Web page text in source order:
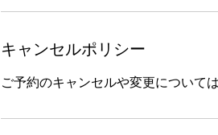
キャンセルポリシー
ご予約のキャンセルや変更について